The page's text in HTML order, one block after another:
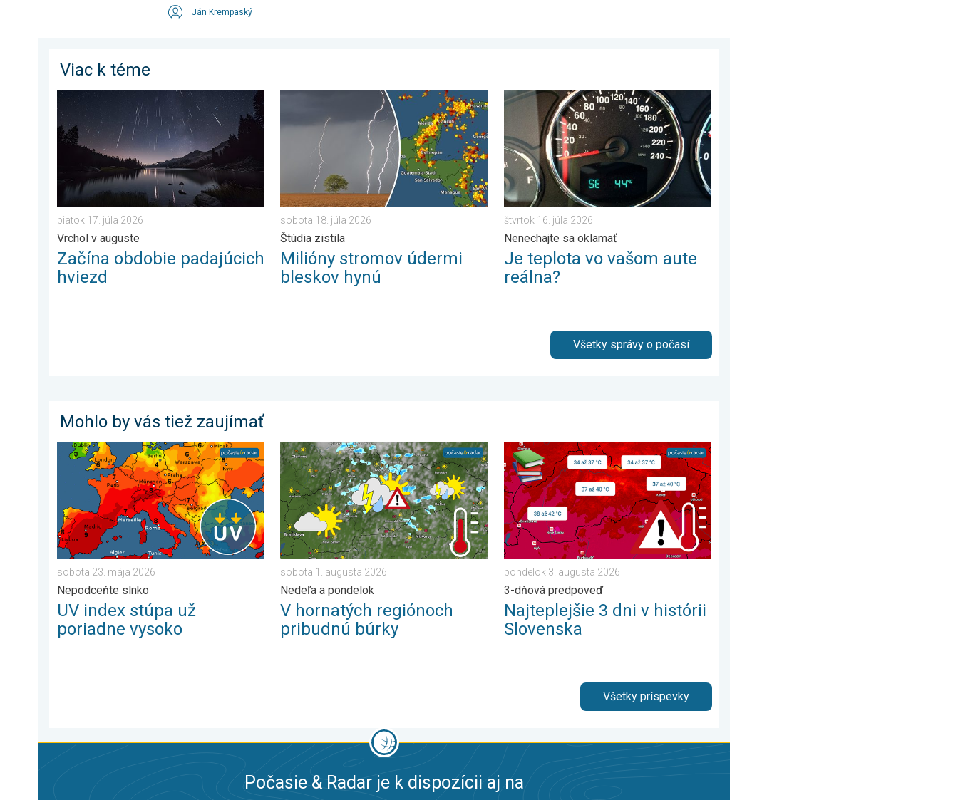
Ján Krempaský
Viac k téme
Začína obdobie padajúcich hviezd. Vrchol v auguste. . . piatok 17. júla 2026
piatok 17. júla 2026
Vrchol v auguste
Začína obdobie padajúcich
hviezd
Milióny stromov údermi bleskov hynú. Štúdia zistila. . . sobota 18. júla 2026
sobota 18. júla 2026
Štúdia zistila
Milióny stromov údermi
bleskov hynú
Je teplota vo vašom aute reálna?. Nenechajte sa oklamať. . . štvrtok 16. júla 2026
štvrtok 16. júla 2026
Nenechajte sa oklamať
Je teplota vo vašom aute
reálna?
Všetky správy o počasí
Mohlo by vás tiež zaujímať
UV index stúpa už poriadne vysoko. Nepodceňte slnko. . . sobota 23. mája 2026
sobota 23. mája 2026
Nepodceňte slnko
UV index stúpa už
poriadne vysoko
V hornatých regiónoch pribudnú búrky. Nedeľa a pondelok. . . sobota 1. augusta 2026
sobota 1. augusta 2026
Nedeľa a pondelok
V hornatých regiónoch
pribudnú búrky
Najteplejšie 3 dni v histórii Slovenska. 3-dňová predpoveď. . . pondelok 3. augusta 2026
pondelok 3. augusta 2026
3-dňová predpoveď
Najteplejšie 3 dni v histórii
Slovenska
Všetky príspevky
Počasie & Radar je k dispozícii aj na